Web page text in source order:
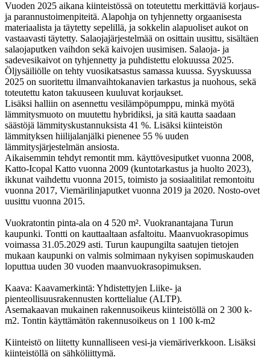
Vuoden 2025 aikana kiinteistössä on toteutettu merkittäviä korjaus-
ja parannustoimenpiteitä. Alapohja on tyhjennetty orgaanisesta
materiaalista ja täytetty sepelillä, ja sokkelin alapuoliset aukot on
vastaavasti täytetty. Salaojajärjestelmää on osittain uusittu, sisältäen
salaojaputken vaihdon sekä kaivojen uusimisen. Salaoja- ja
sadevesikaivot on tyhjennetty ja puhdistettu elokuussa 2025.
Öljysäiliölle on tehty vuosikatsastus samassa kuussa. Syyskuussa
2025 on suoritettu ilmanvaihtokanavien tarkastus ja nuohous, sekä
toteutettu katon takuuseen kuuluvat korjaukset.
Lisäksi halliin on asennettu vesilämpöpumppu, minkä myötä
lämmitysmuoto on muutettu hybridiksi, ja sitä kautta saadaan
säästöjä lämmityskustannuksista 41 %. Lisäksi kiinteistön
lämmityksen hiilijalanjälki pienenee 55 % uuden
lämmitysjärjestelmän ansiosta.
Aikaisemmin tehdyt remontit mm. käyttövesiputket vuonna 2008,
Katto-Icоpаl Katto vuonna 2009 (kuntotarkastus ja huolto 2023),
ikkunat vaihdettu vuonna 2015, toimisto ja sosiaalitilat remontoitu
vuonna 2017, Viemärilinjaputket vuonna 2019 ja 2020. Nosto-ovet
uusittu vuonna 2015.
Vuokratontin pinta-ala on 4 520 m². Vuokranantajana Turun
kaupunki. Tontti on kauttaaltaan asfaltoitu. Maanvuokrasopimus
voimassa 31.05.2029 asti. Turun kaupungilta saatujen tietojen
mukaan kaupunki on valmis solmimaan nykyisen sopimuskauden
loputtua uuden 30 vuoden maanvuokrasopimuksen.
Kaava: Kaavamerkintä: Yhdistettyjen Liike- ja
pienteollisuusrakennusten korttelialue (ALTP).
Asemakaavan mukainen rakennusoikeus kiinteistöllä on 2 300 k-
m2. Tontin käyttämätön rakennusoikeus on 1 100 k-m2
Kiinteistö on liitetty kunnalliseen vesi-ja viemäriverkkoon. Lisäksi
kiinteistöllä on sähköliittymä.